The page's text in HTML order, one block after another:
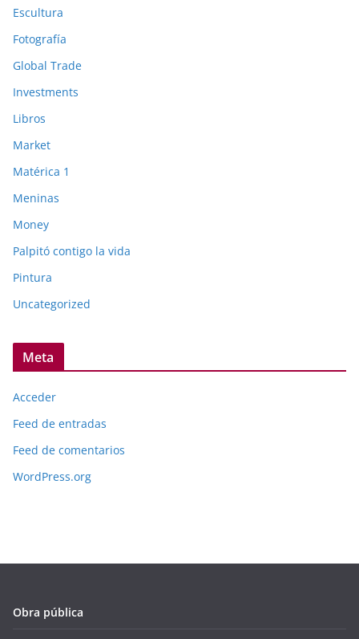
Escultura
Fotografía
Global Trade
Investments
Libros
Market
Matérica 1
Meninas
Money
Palpitó contigo la vida
Pintura
Uncategorized
Meta
Acceder
Feed de entradas
Feed de comentarios
WordPress.org
Obra pública